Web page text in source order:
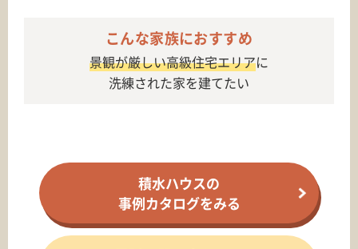
こんな家族におすすめ
景観が厳しい高級住宅エリアに
洗練された家を建てたい
積水ハウスの
事例カタログをみる